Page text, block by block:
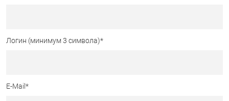
Логин (минимум 3 символа)*
E-Mail *